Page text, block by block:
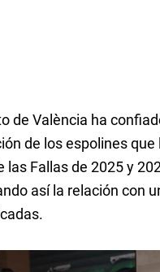
de València ha
de los espolines
las Fallas de 2025 y
así la relación con